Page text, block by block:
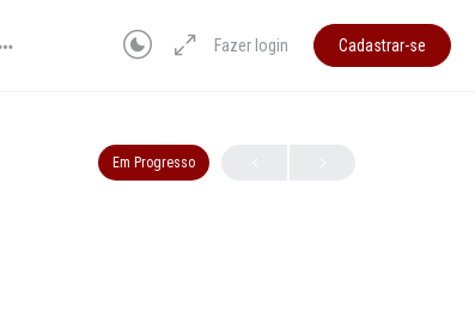
Fazer login Cadastrar-se
Em Progresso